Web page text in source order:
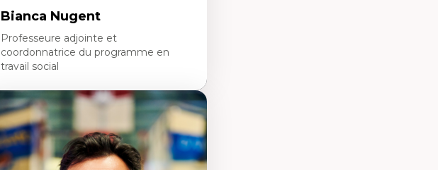
Bianca Nugent
Professeure adjointe et
coordonnatrice du programme en
travail social
Expertises
Travail social, action et justice sociale
Fondements de l’intervention et des
nouvelles pratiques en travail social et en
éducation inclusive